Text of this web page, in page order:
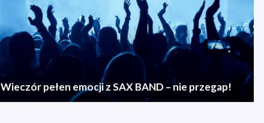
Wieczór pełen emocji z SAX BAND – nie przegap!